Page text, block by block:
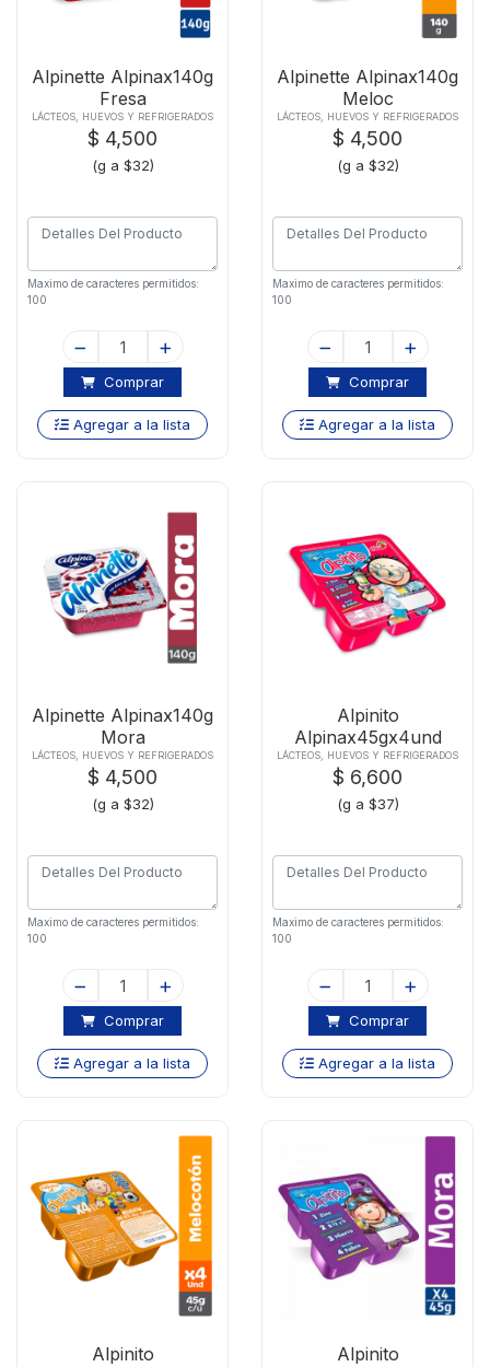
Alpinette Alpinax140g
Fresa
LÁCTEOS, HUEVOS Y REFRIGERADOS
$ 4,500
(g a $32)
Maximo de caracteres permitidos:
100
Comprar
Agregar a la lista
Alpinette Alpinax140g
Meloc
LÁCTEOS, HUEVOS Y REFRIGERADOS
$ 4,500
(g a $32)
Maximo de caracteres permitidos:
100
Comprar
Agregar a la lista
Alpinette Alpinax140g
Mora
LÁCTEOS, HUEVOS Y REFRIGERADOS
$ 4,500
(g a $32)
Maximo de caracteres permitidos:
100
Comprar
Agregar a la lista
Alpinito
Alpinax45gx4und
Fresa
LÁCTEOS, HUEVOS Y REFRIGERADOS
$ 6,600
(g a $37)
Maximo de caracteres permitidos:
100
Comprar
Agregar a la lista
Alpinito
Alpinito